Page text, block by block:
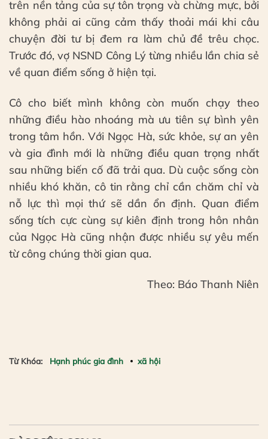
trên nền tảng của sự tôn trọng và chừng mực, bởi
không phải ai cũng cảm thấy thoải mái khi câu
chuyện đời tư bị đem ra làm chủ đề trêu chọc.
Trước đó, vợ NSND Công Lý từng nhiều lần chia sẻ
về quan điểm sống ở hiện tại.
Cô cho biết mình không còn muốn chạy theo
những điều hào nhoáng mà ưu tiên sự bình yên
trong tâm hồn. Với Ngọc Hà, sức khỏe, sự an yên
và gia đình mới là những điều quan trọng nhất
sau những biến cố đã trải qua. Dù cuộc sống còn
nhiều khó khăn, cô tin rằng chỉ cần chăm chỉ và
nỗ lực thì mọi thứ sẽ dần ổn định. Quan điểm
sống tích cực cùng sự kiên định trong hôn nhân
của Ngọc Hà cũng nhận được nhiều sự yêu mến
từ công chúng thời gian qua.
Theo: Báo Thanh Niên
Từ Khóa: Hạnh phúc gia đình xã hội